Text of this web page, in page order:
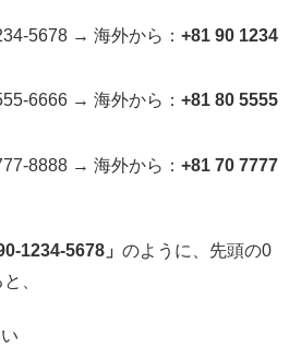
5678 → 海外から：+81 90 1234
6666 → 海外から：+81 80 5555
8888 → 海外から：+81 70 7777
1234-5678」 のように、先頭の0
、